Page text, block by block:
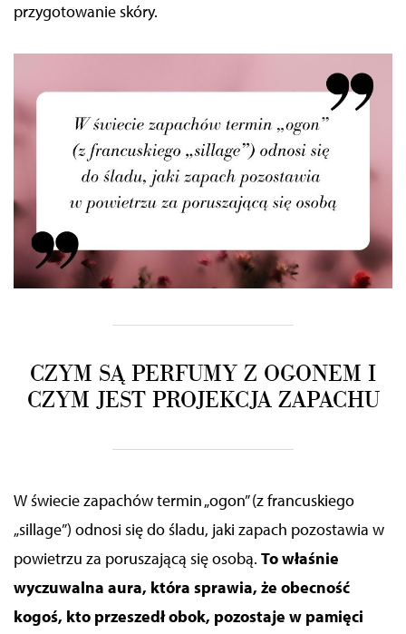
przygotowanie skóry.
CZYM SĄ PERFUMY Z OGONEM I
CZYM JEST PROJEKCJA ZAPACHU
W świecie zapachów termin „ogon” (z francuskiego
„sillage”) odnosi się do śladu, jaki zapach pozostawia w
powietrzu za poruszającą się osobą. To właśnie
wyczuwalna aura, która sprawia, że obecność
kogoś, kto przeszedł obok, pozostaje w pamięci